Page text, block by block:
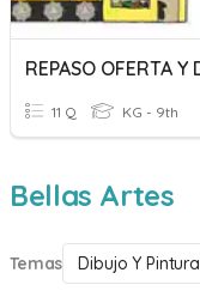
11 Q KG - 9th
Bellas Artes
Temas Dibujo Y Pintura